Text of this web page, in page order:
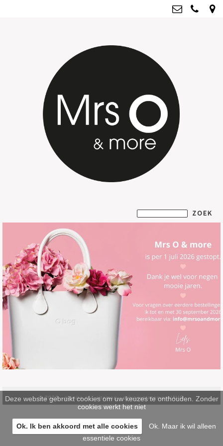
Kvk: Mrs O & more - 67796435
BTWnr: NL001835603B07
© 2026 -pinsite.nl-sitemap-privacystatement/AVG
Deze website gebruikt cookies om uw keuzes te onthouden. Zonder
cookies werkt het niet
Ok. Ik ben akkoord met alle cookies
Ok. Maar ik wil alleen
essentiele cookies